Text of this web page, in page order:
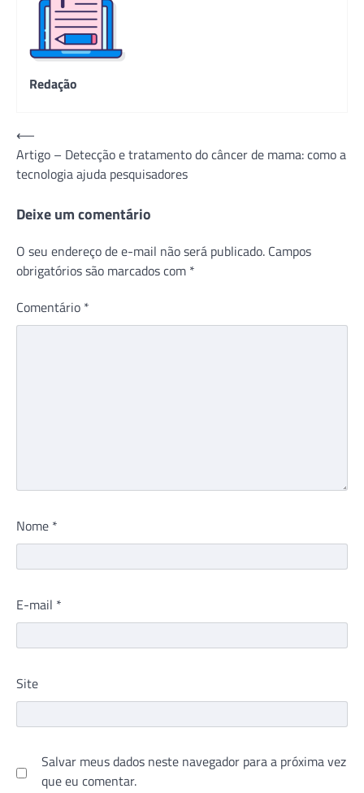
Redação
Navegação
de
Post
⟵
Artigo – Detecção e tratamento do câncer de mama: como a
tecnologia ajuda pesquisadores
Deixe um comentário
O seu endereço de e-mail não será publicado. Campos
obrigatórios são marcados com *
Comentário *
Nome *
E-mail *
Site
Salvar meus dados neste navegador para a próxima vez
que eu comentar.